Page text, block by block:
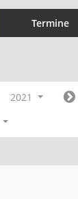
Termine
2021